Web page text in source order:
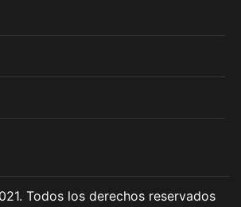
Todos los derechos reservados